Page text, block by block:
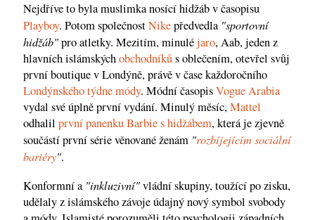
Nejdříve to byla muslimka nosící hidžáb v časopisu
Playboy. Potom společnostNikepředvedla "sportovní
hidžáb"pro atletky. Mezitím, minuléjaro, Aab, jeden z
hlavních islámskýchobchodníkůs oblečením, otevřel svůj
první boutique v Londýně, právě v čase každoročního
Londýnského týdne módy. Módní časopisVogue Arabia
vydal své úplně první vydání. Minulý měsíc,Mattel
odhalil první panenku Barbie s hidžábem, která je zjevně
součástí první série věnované ženám "rozbíjejícím sociální
bariéry".
Konformní a "inkluzivní"vládní skupiny, toužící po zisku,
udělaly z islámského závoje údajný nový symbol svobody